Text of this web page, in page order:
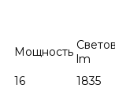
Мощность lm
16
1835